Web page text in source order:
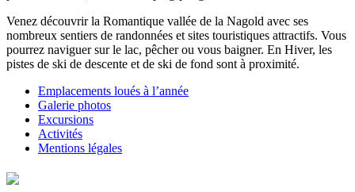
Venez découvrir la Romantique vallée de la Nagold avec ses
nombreux sentiers de randonnées et sites touristiques attractifs. Vous
pourrez naviguer sur le lac, pêcher ou vous baigner. En Hiver, les
pistes de ski de descente et de ski de fond sont à proximité.
Emplacements loués à l’année
Galerie photos
Excursions
Activités
Mentions légales